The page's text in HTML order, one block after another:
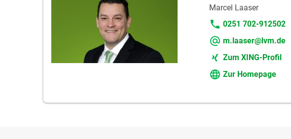
Marcel Laaser
0251 702-912502
m.laaser@lvm.de
Zum XING-Profil
Zur Homepage